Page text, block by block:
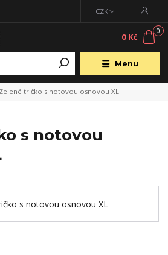
Menu
CZK
0
0 Kč
Zelené tričko s notovou osnovou XL
s notovou